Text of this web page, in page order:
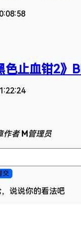
色止血钳2》
作者 M 管理员
交
说说你的看法吧